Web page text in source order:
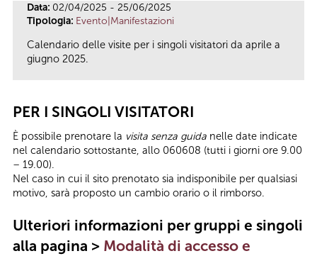
Data: 02/04/2025 - 25/06/2025
Tipologia: Evento|Manifestazioni
Calendario delle visite per i singoli visitatori da aprile a
giugno 2025.
PER I SINGOLI VISITATORI
È possibile prenotare la visita senza guida nelle date indicate
nel calendario sottostante, allo 060608 (tutti i giorni ore 9.00
– 19.00).
Nel caso in cui il sito prenotato sia indisponibile per qualsiasi
motivo, sarà proposto un cambio orario o il rimborso.
Ulteriori informazioni per gruppi e singoli
alla pagina > Modalità di accesso e